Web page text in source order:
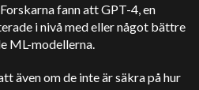
fann att GPT-4, en
i nivå med eller något bättre
ML-modellerna.
även om de inte är säkra på hur